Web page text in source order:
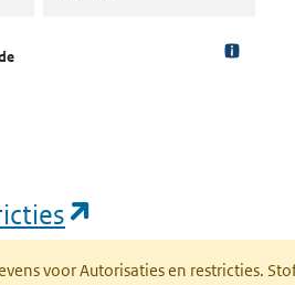
voor Autorisaties en restricties.